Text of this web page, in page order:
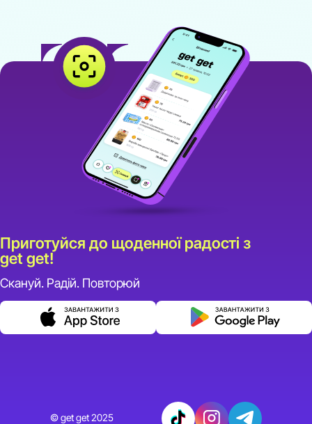
Приготуйся до щоденної радості з
get get!
Скануй. Радій. Повторюй
© get get 2025